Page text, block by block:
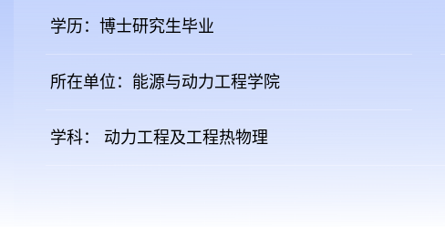
学历：博士研究生毕业
所在单位：能源与动力工程学院
学科： 动力工程及工程热物理